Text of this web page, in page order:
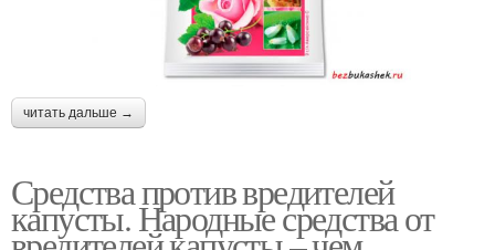
читать дальше →
Средства против вредителей
капусты. Народные средства от